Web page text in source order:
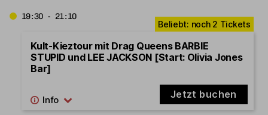
19:30 - 21:10
Kult-Kieztour mit Drag Queens BARBIE
STUPID und LEE JACKSON [Start: Olivia Jones
Bar]
Jetzt buchen